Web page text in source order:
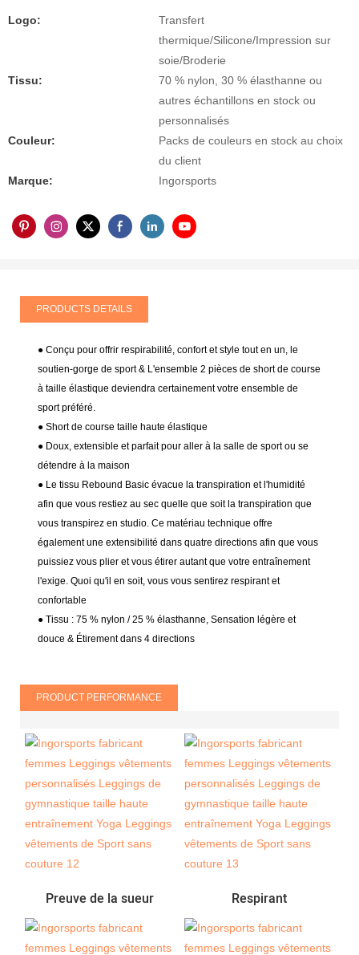
Logo:
Transfert
thermique/Silicone/Impression sur
soie/Broderie
Tissu:
70 % nylon, 30 % élasthanne ou
autres échantillons en stock ou
personnalisés
Couleur:
Packs de couleurs en stock au choix
du client
Marque:
Ingorsports
PRODUCTS DETAILS
● Conçu pour offrir respirabilité, confort et style tout en un, le
soutien-gorge de sport & L'ensemble 2 pièces de short de course
à taille élastique deviendra certainement votre ensemble de
sport préféré.
● Short de course taille haute élastique
● Doux, extensible et parfait pour aller à la salle de sport ou se
détendre à la maison
● Le tissu Rebound Basic évacue la transpiration et l'humidité
afin que vous restiez au sec quelle que soit la transpiration que
vous transpirez en studio. Ce matériau technique offre
également une extensibilité dans quatre directions afin que vous
puissiez vous plier et vous étirer autant que votre entraînement
l'exige. Quoi qu'il en soit, vous vous sentirez respirant et
confortable
● Tissu : 75 % nylon / 25 % élasthanne,Sensation légère et
douce & Étirement dans 4 directions
PRODUCT PERFORMANCE
Preuve de la sueur Respirant